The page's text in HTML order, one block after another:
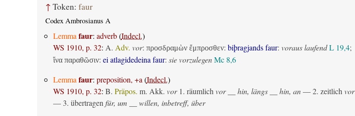
↑ Token: faur
Codex Ambrosianus A
Lemma faur: adverb(Indecl.)
WS 1910, p. 32: A. Adv. vor: προσδραμὼν ἔμπροσθεν: biþragjands faur: voraus laufend L 19,4;
ἵνα παραθῶσιν: ei atlagidedeina faur: sie vorzulegen Mc 8,6
Lemma faur: preposition, +a (Indecl.)
WS 1910, p. 32: B. Präpos. m. Akk. vor1. räumlich vor __ hin, längs __ hin, an— 2. zeitlich vor
— 3. übertragen für, um __ willen, inbetreff, über